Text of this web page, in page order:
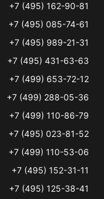
+7 (495) 162-90-81
+7 (495) 085-74-61
+7 (495) 989-21-31
+7 (495) 431-63-63
+7 (499) 653-72-12
+7 (499) 288-05-36
+7 (499) 110-86-79
+7 (495) 023-81-52
+7 (499) 110-53-06
+7 (495) 152-31-11
+7 (495) 125-38-41